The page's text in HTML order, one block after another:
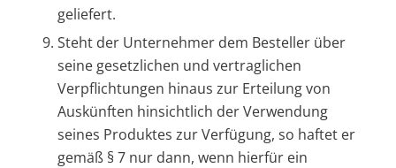
geliefert.
Steht der Unternehmer dem Besteller über
seine gesetzlichen und vertraglichen
Verpflichtungen hinaus zur Erteilung von
Auskünften hinsichtlich der Verwendung
seines Produktes zur Verfügung, so haftet er
gemäß § 7 nur dann, wenn hierfür ein